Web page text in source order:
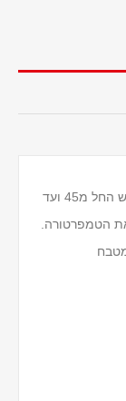
מד חום מבית המותג האמריקאי CDN לשימוש החל מ45 ועד
הטמפרטורה.